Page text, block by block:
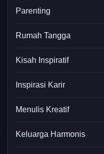
Parenting
Rumah Tangga
Kisah Inspiratif
Inspirasi Karir
Menulis Kreatif
Keluarga Harmonis